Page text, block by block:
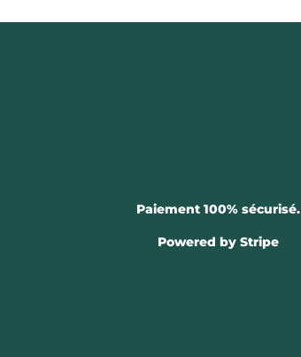
Paiement 100% sécurisé.
Powered by Stripe